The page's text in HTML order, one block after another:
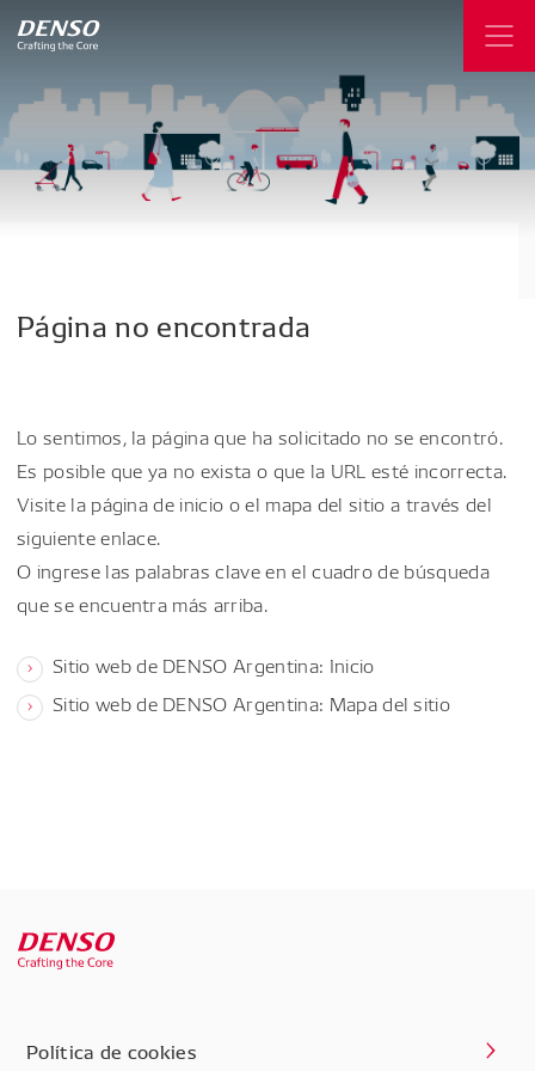
Página no encontrada
Lo sentimos, la página que ha solicitado no se encontró.
Es posible que ya no exista o que la URL esté incorrecta.
Visite la página de inicio o el mapa del sitio a través del
siguiente enlace.
O ingrese las palabras clave en el cuadro de búsqueda
que se encuentra más arriba.
Sitio web de DENSO Argentina: Inicio
Sitio web de DENSO Argentina: Mapa del sitio
Política de cookies